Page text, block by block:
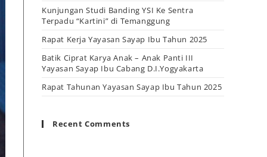
Kunjungan Studi Banding YSI Ke Sentra
Terpadu “Kartini” di Temanggung
Rapat Kerja Yayasan Sayap Ibu Tahun 2025
Batik Ciprat Karya Anak – Anak Panti III
Yayasan Sayap Ibu Cabang D.I.Yogyakarta
Rapat Tahunan Yayasan Sayap Ibu Tahun 2025
Recent Comments